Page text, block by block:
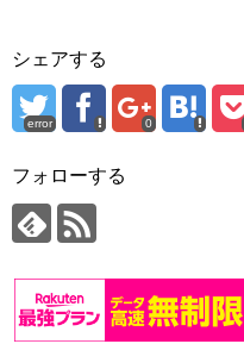
シェアする
error 0
フォローする